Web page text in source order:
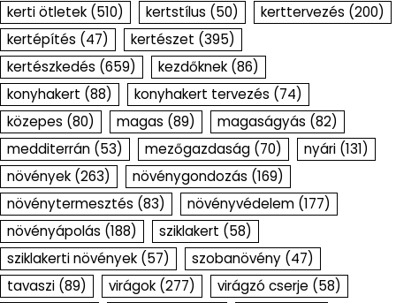
kerti ötletek (510) kertstílus (50) kerttervezés (200)
kertépítés (47) kertészet (395)
kertészkedés (659) kezdőknek (86)
konyhakert (88) konyhakert tervezés (74)
közepes (80) magas (89) magaságyás (82)
medditerrán (53) mezőgazdaság (70) nyári (131)
növények (263) növénygondozás (169)
növénytermesztés (83) növényvédelem (177)
növényápolás (188) sziklakert (58)
sziklakerti növények (57) szobanövény (47)
tavaszi (89) virágok (277) virágzó cserje (58)